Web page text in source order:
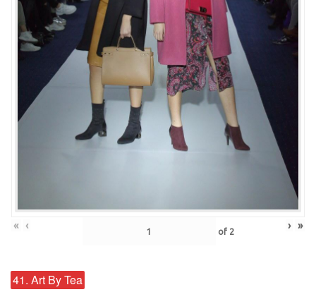
« ‹ of 2 › »
41. Art By Tea